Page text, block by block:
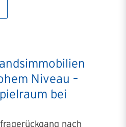
Niveau –
bei
nach